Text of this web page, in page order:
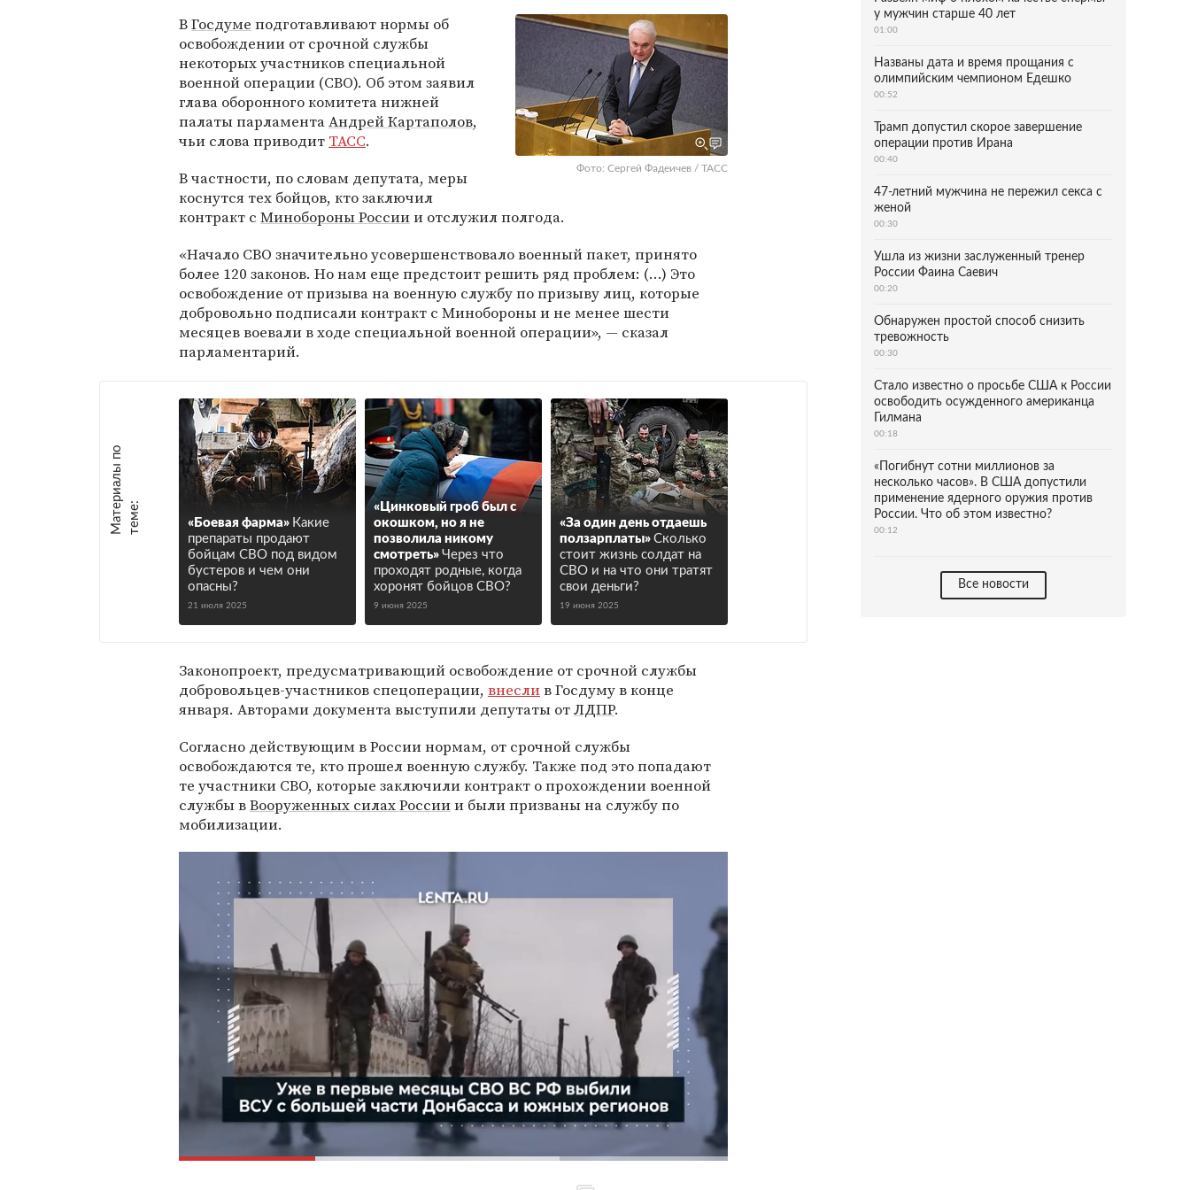
Фото: Сергей Фадеичев / ТАСС
ВГосдуме подготавливают нормы об
освобождении от срочной службы
некоторых участников специальной
военной операции (СВО). Об этом заявил
глава оборонного комитета нижней
палаты парламентаАндрей Картаполов,
чьи слова приводит ТАСС.
В частности, по словам депутата, меры
коснутся тех бойцов, кто заключил
контракт с Минобороны Россиии отслужил полгода.
«Начало СВО значительно усовершенствовало военный пакет, принято
более 120 законов. Но нам еще предстоит решить ряд проблем: (…) Это
освобождение от призыва на военную службу по призыву лиц, которые
добровольно подписали контракт с Минобороны и не менее шести
месяцев воевали в ходе специальной военной операции», — сказал
парламентарий.
М
а
т е
р
и
а
л
ы
п
о
т
е
м
е : «Боевая фарма» Какие
препараты продают
бойцам СВО под видом
бустеров и чем они
опасны?
21 июля 2025
«Цинковый гроб был с
окошком, но я не
позволила никому
смотреть» Через что
проходят родные, когда
хоронят бойцов СВО?
9 июня 2025
«За один день отдаешь
ползарплаты» Сколько
стоит жизнь солдат на
СВО и на что они тратят
свои деньги?
19 июня 2025
Законопроект, предусматривающий освобождение от срочной службы
добровольцев-участников спецоперации, внеслив Госдуму в конце
января. Авторами документа выступили депутаты отЛДПР.
Согласно действующим в России нормам, от срочной службы
освобождаются те, кто прошел военную службу. Также под это попадают
те участники СВО, которые заключили контракт о прохождении военной
службы вВооруженных силах Россиии были призваны на службу по
мобилизации.
у мужчин старше 40 лет
01:00
Названы дата и время прощания с
олимпийским чемпионом Едешко
00:52
Трамп допустил скорое завершение
операции против Ирана
00:40
47-летний мужчина не пережил секса с
женой
00:30
Ушла из жизни заслуженный тренер
России Фаина Саевич
00:20
Обнаружен простой способ снизить
тревожность
00:30
Стало известно о просьбе США к России
освободить осужденного американца
Гилмана
00:18
«Погибнут сотни миллионов за
несколько часов». В США допустили
применение ядерного оружия против
России. Что об этом известно?
00:12
Все новости